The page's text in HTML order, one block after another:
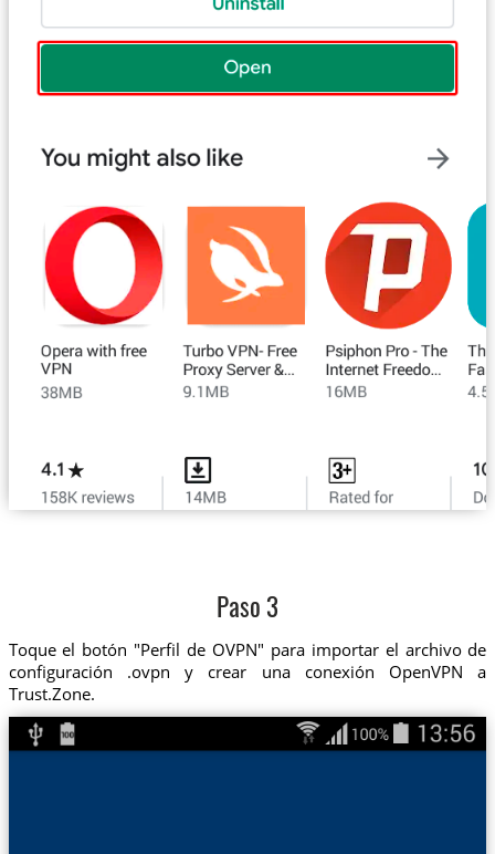
Paso 3
Toque el botón "Perfil de OVPN" para importar el archivo de
configuración .ovpn y crear una conexión OpenVPN a
Trust.Zone.